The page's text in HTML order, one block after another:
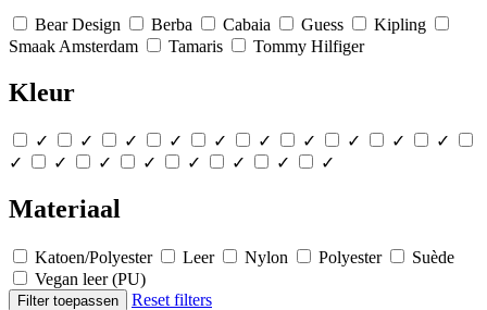
Bear Design Berba Cabaia Guess
Kipling
Smaak Amsterdam
Tamaris Tommy Hilfiger
Kleur
✓ ✓ ✓ ✓ ✓ ✓ ✓ ✓ ✓
✓
✓
✓ ✓ ✓ ✓ ✓ ✓ ✓
Materiaal
Katoen/Polyester Leer Nylon Polyester
Suède
Vegan leer (PU)
Filter toepassen
Reset filters